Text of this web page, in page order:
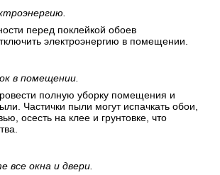
перед поклейкой обоев
электроэнергию в помещении.
в помещении.
полную уборку помещения и
Частички пыли могут испачкать обои,
осесть на клее и грунтовке, что
все окна и двери.